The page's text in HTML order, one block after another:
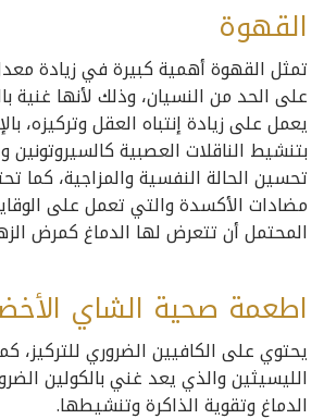
القهوة
تمثل القهوة أهمية كبيرة في زيادة
على الحد من النسيان، وذلك لأنها غنية
يعمل على زيادة إنتباه العقل وتركيزه،
بتنشيط الناقلات العصبية
تحسين الحالة النفسية والمزاجية، كما
مضادات الأكسدة والتي تعمل على
المحتمل أن تتعرض لها الدماغ كمرض
اطعمة صحية الشاي
يحتوي على الكافيين الضروري للتركيز،
الليسيثين والذي يعد غني بالكولين
الدماغ وتقوية الذاكرة وتنشيطها.